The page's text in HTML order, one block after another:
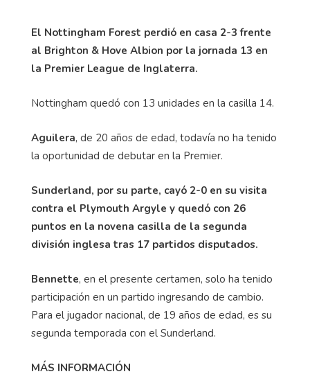
El Nottingham Forest perdió en casa 2-3 frente
al Brighton & Hove Albion por la jornada 13 en
la Premier League de Inglaterra.
Nottingham quedó con 13 unidades en la casilla 14.
Aguilera, de 20 años de edad, todavía no ha tenido
la oportunidad de debutar en la Premier.
Sunderland, por su parte, cayó 2-0 en su visita
contra el Plymouth Argyle y quedó con 26
puntos en la novena casilla de la segunda
división inglesa tras 17 partidos disputados.
Bennette, en el presente certamen, solo ha tenido
participación en un partido ingresando de cambio.
Para el jugador nacional, de 19 años de edad, es su
segunda temporada con el Sunderland.
MÁS INFORMACIÓN